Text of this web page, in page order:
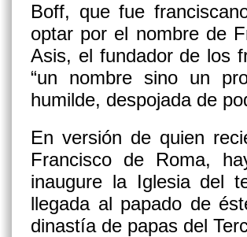
Boff, que fue
optar por el nombre de
Asis, el fundador de los
“un nombre sino un
humilde, despojada de
En versión de quien
Francisco de Roma,
inaugure la Iglesia del
llegada al papado de
dinastía de papas del